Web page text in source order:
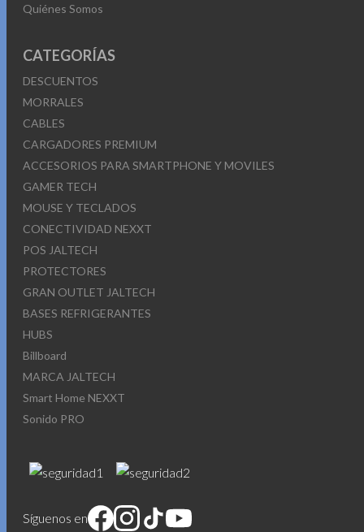
Quiénes Somos
CATEGORÍAS
DESCUENTOS
MORRALES
CABLES
CARGADORES PREMIUM
ACCESORIOS PARA SMARTPHONE Y MOVILES
GAMER TECH
MOUSE Y TECLADOS
CONECTIVIDAD NEXXT
POS JALTECH
PROTECTORES
GRAN OUTLET JALTECH
BASES REFRIGERANTES
HUBS
Billboard
MARCA JALTECH
Smart Home NEXXT
Sonido PRO
Síguenos en